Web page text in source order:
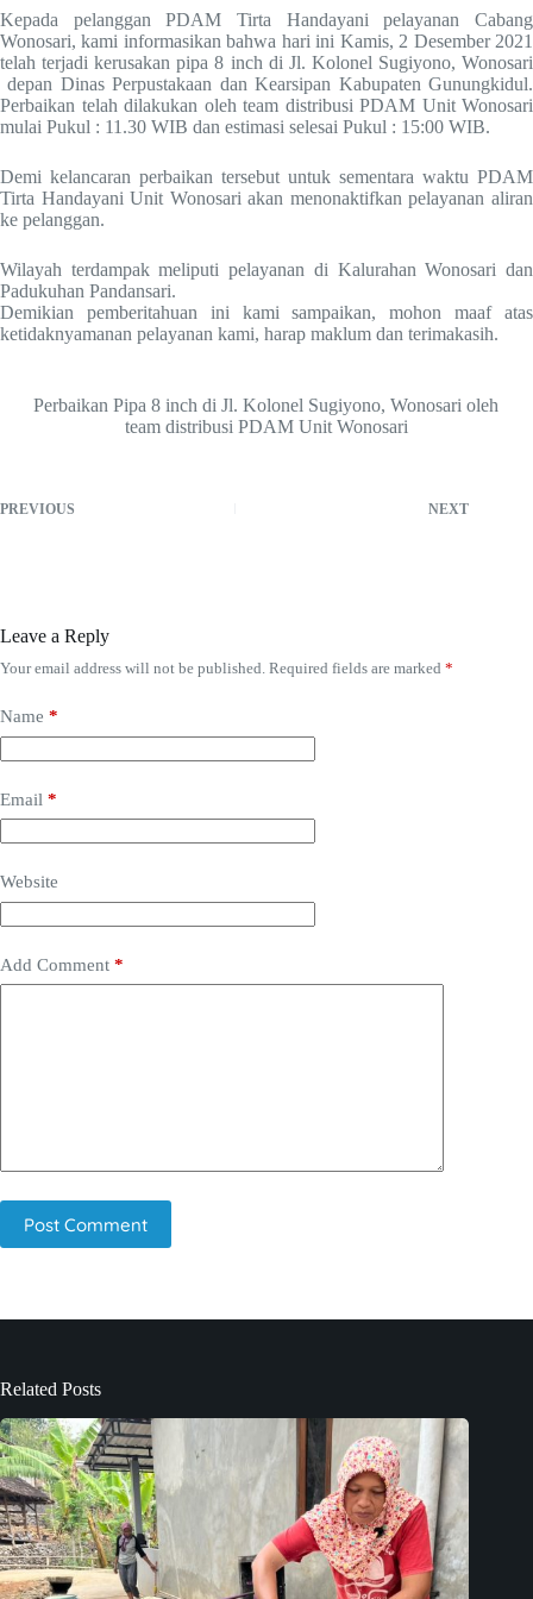
Kepada pelanggan PDAM Tirta Handayani pelayanan Cabang
Wonosari, kami informasikan bahwa hari ini Kamis, 2 Desember 2021
telah terjadi kerusakan pipa 8 inch di Jl. Kolonel Sugiyono, Wonosari
depan Dinas Perpustakaan dan Kearsipan Kabupaten Gunungkidul.
Perbaikan telah dilakukan oleh team distribusi PDAM Unit Wonosari
mulai Pukul : 11.30 WIB dan estimasi selesai Pukul : 15:00 WIB.
Demi kelancaran perbaikan tersebut untuk sementara waktu PDAM
Tirta Handayani Unit Wonosari akan menonaktifkan pelayanan aliran
ke pelanggan.
Wilayah terdampak meliputi pelayanan di Kalurahan Wonosari dan
Padukuhan Pandansari.
Demikian pemberitahuan ini kami sampaikan, mohon maaf atas
ketidaknyamanan pelayanan kami, harap maklum dan terimakasih.
Perbaikan Pipa 8 inch di Jl. Kolonel Sugiyono, Wonosari oleh
team distribusi PDAM Unit Wonosari
PREVIOUS NEXT
Leave a Reply
Your email address will not be published. Required fields are marked *
Name *
Email *
Website
Add Comment *
Post Comment
Related Posts